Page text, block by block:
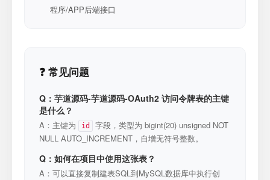
程序/APP后端接口
❓ 常见问题
Q：芋道源码-芋道源码-OAuth2 访问令牌表的主键
是什么？
A：主键为 id
字段，类型为 bigint(20) unsigned NOT
NULL AUTO_INCREMENT，自增无符号整数。
Q：如何在项目中使用这张表？
A：可以直接复制建表SQL到MySQL数据库中执行创